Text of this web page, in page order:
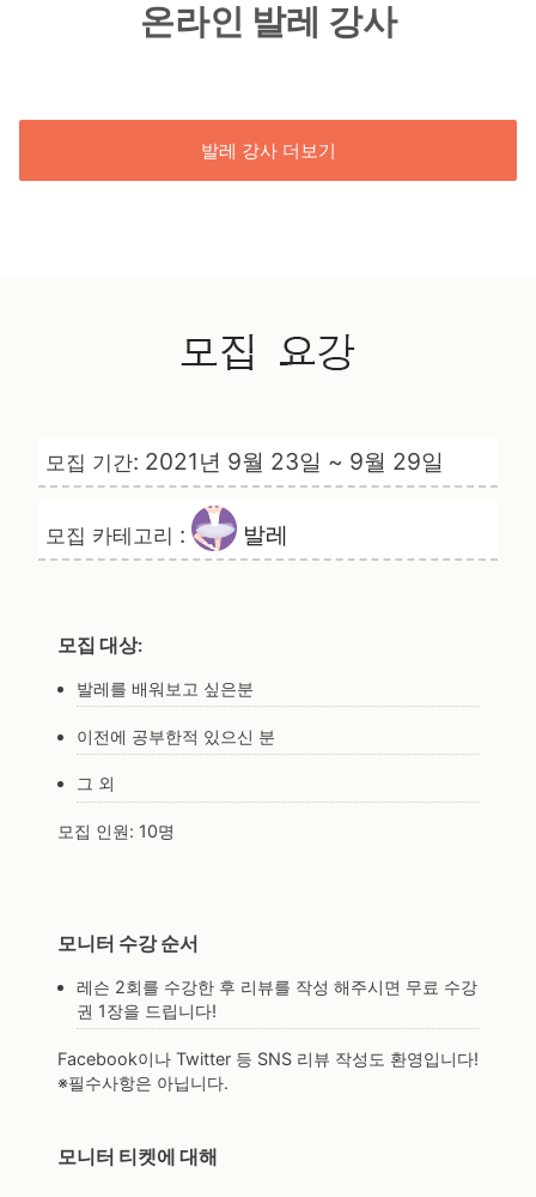
온라인 발레 강사
발레 강사 더보기
모집 기간: 2021년 9월 23일 ~ 9월 29일
모집 카테고리 : 발레
모집 대상:
발레를 배워보고 싶은분
이전에 공부한적 있으신 분
그 외
모집 인원: 10명
모니터 수강 순서
레슨 2회를 수강한 후 리뷰를 작성 해주시면 무료 수강
권 1장을 드립니다!
Facebook이나 Twitter 등 SNS 리뷰 작성도 환영입니다!
※필수사항은 아닙니다.
모니터 티켓에 대해